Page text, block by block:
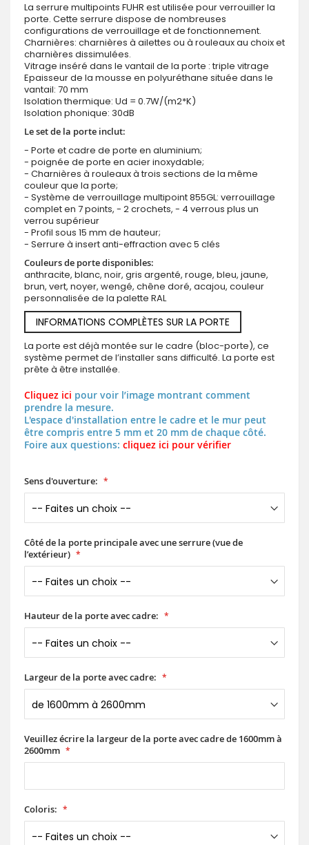
La serrure multipoints FUHR est utilisée pour verrouiller la
porte. Cette serrure dispose de nombreuses
configurations de verrouillage et de fonctionnement.
Charnières: charnières à ailettes ou à rouleaux au choix et
charnières dissimulées.
Vitrage inséré dans le vantail de la porte : triple vitrage
Epaisseur de la mousse en polyuréthane située dans le
vantail: 70 mm
Isolation thermique: Ud = 0.7W/(m2*K)
Isolation phonique: 30dB
Le set de la porte inclut:
- Porte et cadre de porte en aluminium;
- poignée de porte en acier inoxydable;
- Charnières à rouleaux à trois sections de la même
couleur que la porte;
- Système de verrouillage multipoint 855GL: verrouillage
complet en 7 points, - 2 crochets, - 4 verrous plus un
verrou supérieur
- Profil sous 15 mm de hauteur;
- Serrure à insert anti-effraction avec 5 clés
Couleurs de porte disponibles:
anthracite, blanc, noir, gris argenté, rouge, bleu, jaune,
brun, vert, noyer, wengé, chêne doré, acajou, couleur
personnalisée de la palette RAL
INFORMATIONS COMPLÈTES SUR LA PORTE
La porte est déjà montée sur le cadre (bloc-porte), ce
système permet de l’installer sans difficulté. La porte est
prête à être installée.
Cliquez ici pour voir l’image montrant comment
prendre la mesure.
L'espace d'installation entre le cadre et le mur peut
être compris entre 5 mm et 20 mm de chaque côté.
Foire aux questions: cliquez ici pour vérifier
Sens d'ouverture:
Côté de la porte principale avec une serrure (vue de
l’extérieur)
Hauteur de la porte avec cadre:
Largeur de la porte avec cadre:
Veuillez écrire la largeur de la porte avec cadre de 1600mm à
2600mm
Coloris: